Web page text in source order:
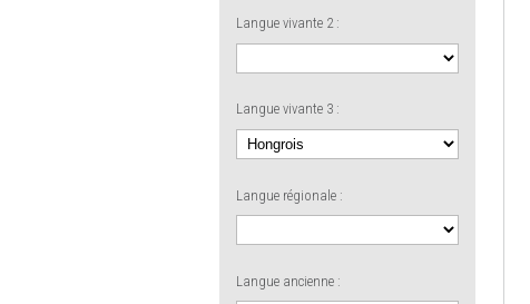
Langue vivante 2 :
Langue vivante 3 :
Langue régionale :
Langue ancienne :